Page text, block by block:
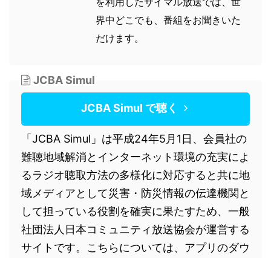
界中どこでも、番組をお聞きいた
だけます。
JCBA Simul
JCBA Simul で聴く
「JCBA Simul」は平成24年5月1日、会員社の
難聴地域解消とインターネット環境の充実によ
るラジオ聴取方法の多様化に対応すると共に地
域メディアとして災害・防災情報の伝達機関と
して担っている役割を確実に果たすため、一般
社団法人日本コミュニティ放送協会が運営する
サイトです。こちらについては、アプリのダウ